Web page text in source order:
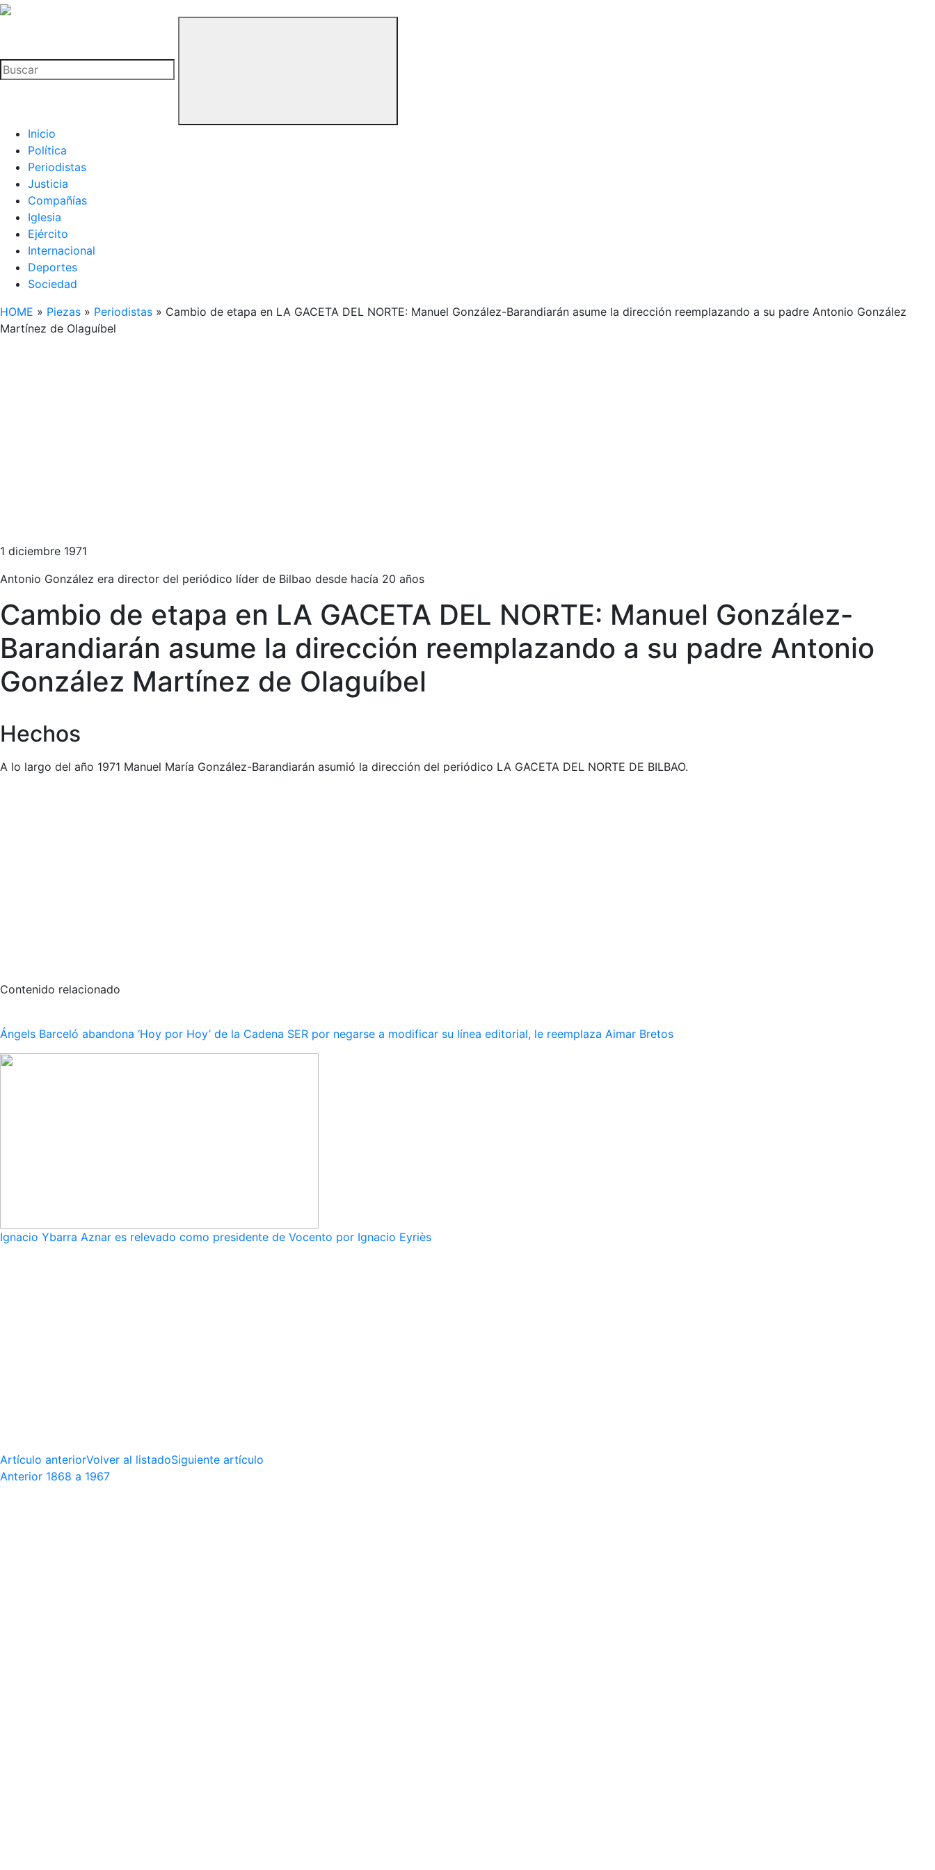
La
Buitre
Inicio
Política
Periodistas
Justicia
Compañías
Iglesia
Ejército
Internacional
Deportes
Sociedad
HOME » Piezas » Periodistas » Cambio de etapa en LA GACETA DEL NORTE: Manuel González-Barandiarán asume la dirección reemplazando a su padre Antonio González
Martínez de Olaguíbel
1 diciembre 1971
Antonio González era director del periódico líder de Bilbao desde hacía 20 años
Cambio de etapa en LA GACETA DEL NORTE: Manuel González-
Barandiarán asume la dirección reemplazando a su padre Antonio
González Martínez de Olaguíbel
Hechos
A lo largo del año 1971 Manuel María González-Barandiarán asumió la dirección del periódico LA GACETA DEL NORTE DE BILBAO.
Contenido relacionado
Ángels Barceló abandona ‘Hoy por Hoy’ de la Cadena SER por negarse a modificar su línea editorial, le reemplaza Aimar Bretos
Ignacio Ybarra Aznar es relevado como presidente de Vocento por Ignacio Eyriès
Artículo anteriorVolver al listadoSiguiente artículo
Anterior 1868 a 1967